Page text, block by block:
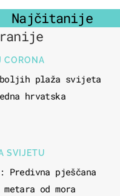
Najčitanije
CORONA
plaža svijeta
hrvatska
SVIJETU
Predivna pješčana
od mora